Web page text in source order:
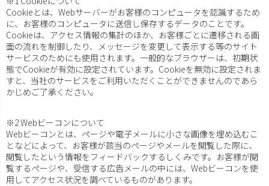
Cookieとは、Webサーバーがお客様のコンピュータを認識するため
に、お客様のコンピュータに送信し保存するデータのことです。
Cookieは、アクセス情報の集計のほか、お客様ごとに遷移される画
面の流れを制御したり、メッセージを変更して表示する等のサイト
サービスのためにも使用されます。一般的なブラウザーは、初期状
態でCookieが有効に設定されています。Cookieを無効に設定されま
すと、当社のサービスをご利用いただくことができませんのであら
かじめご了承ください。
※2 Webビーコンについて
Webビーコンとは、ページや電子メールに小さな画像を埋め込むこ
となどによって、お客様が該当のページやメールを閲覧した際に、
閲覧したという情報をフィードバックするしくみです。お客様が閲
覧するページや、受信する広告メールの中には、Webビーコンを使
用してアクセス状況を調べているものがあります。